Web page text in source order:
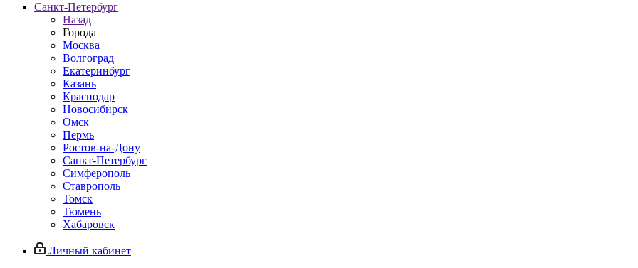
Санкт-Петербург
Назад
Города
Москва
Волгоград
Екатеринбург
Казань
Краснодар
Новосибирск
Омск
Пермь
Ростов-на-Дону
Санкт-Петербург
Симферополь
Ставрополь
Томск
Тюмень
Хабаровск
Личный кабинет